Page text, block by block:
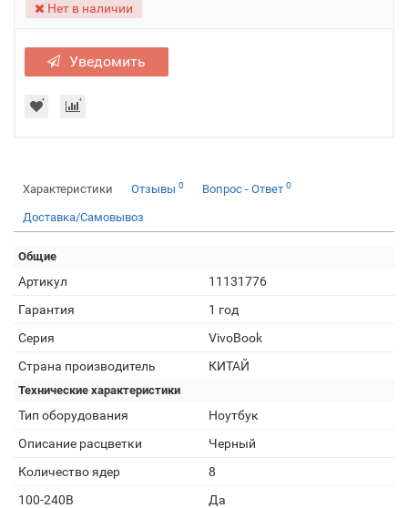
Нет в наличии
Уведомить
Характеристики Отзывы 0 Вопрос - Ответ 0
Доставка/Самовывоз
Общие
Артикул
11131776
Гарантия
1 год
Серия
VivoBook
Страна производитель
КИТАЙ
Технические характеристики
Тип оборудования
Ноутбук
Описание расцветки
Черный
Количество ядер
8
100-240В
Да